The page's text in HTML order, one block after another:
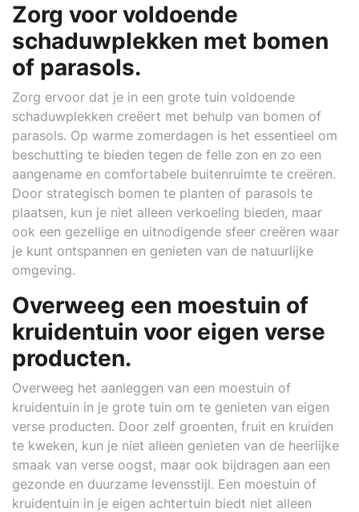
Zorg voor voldoende
schaduwplekken met bomen
of parasols.
Zorg ervoor dat je in een grote tuin voldoende
schaduwplekken creëert met behulp van bomen of
parasols. Op warme zomerdagen is het essentieel om
beschutting te bieden tegen de felle zon en zo een
aangename en comfortabele buitenruimte te creëren.
Door strategisch bomen te planten of parasols te
plaatsen, kun je niet alleen verkoeling bieden, maar
ook een gezellige en uitnodigende sfeer creëren waar
je kunt ontspannen en genieten van de natuurlijke
omgeving.
Overweeg een moestuin of
kruidentuin voor eigen verse
producten.
Overweeg het aanleggen van een moestuin of
kruidentuin in je grote tuin om te genieten van eigen
verse producten. Door zelf groenten, fruit en kruiden
te kweken, kun je niet alleen genieten van de heerlijke
smaak van verse oogst, maar ook bijdragen aan een
gezonde en duurzame levensstijl. Een moestuin of
kruidentuin in je eigen achtertuin biedt niet alleen